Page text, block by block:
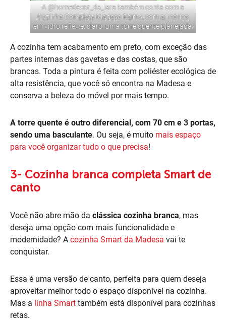
A @homedecor_da_iaratambém conta com a
Cozinha Completa Madesa Reims, com armários
em vidro reflex e, claro, uma torre quente planejada.
A cozinha tem acabamento em preto, com exceção das
partes internas das gavetas e das costas, que são
brancas. Toda a pintura é feita com poliéster ecológica de
alta resistência, que você só encontra na Madesa e
conserva a beleza do móvel por mais tempo.
A torre quente é outro diferencial, com 70 cm e 3 portas,
sendo uma basculante. Ou seja, é muito mais espaço
para você organizar tudo o que precisa!
3- Cozinha branca completa Smart de
canto
Você não abre mão da clássica cozinha branca, mas
deseja uma opção com mais funcionalidade e
modernidade? A cozinha Smart da Madesa vai te
conquistar.
Essa é uma versão de canto, perfeita para quem deseja
aproveitar melhor todo o espaço disponível na cozinha.
Mas a linha Smart também está disponível para cozinhas
retas.